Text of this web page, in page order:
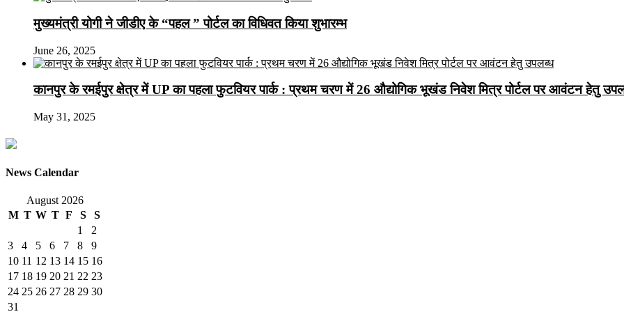
मुख्यमंत्री योगी ने जीडीए के “पहल ” पोर्टल का विधिवत किया शुभारम्भ
June 26, 2025
कानपुर के रमईपुर क्षेत्र में UP का पहला फुटवियर पार्क : प्रथम चरण में 26 औद्योगिक भूखंड निवेश मित्र पोर्टल पर आवंटन हेतु
May 31, 2025
News Calendar
August 2026
M T W T F S
S
1
2
3
4 5 6 7 8
9
10 11 12 13 14 15 16
17 18 19 20 21 22 23
24 25 26 27 28 29 30
31